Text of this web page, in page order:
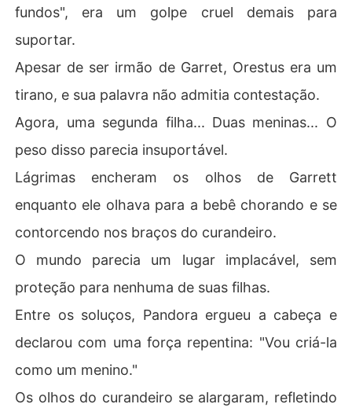
fundos", era um golpe cruel demais para
suportar.
Apesar de ser irmão de Garret, Orestus era um
tirano, e sua palavra não admitia contestação.
Agora, uma segunda filha... Duas meninas... O
peso disso parecia insuportável.
Lágrimas encheram os olhos de Garrett
enquanto ele olhava para a bebê chorando e se
contorcendo nos braços do curandeiro.
O mundo parecia um lugar implacável, sem
proteção para nenhuma de suas filhas.
Entre os soluços, Pandora ergueu a cabeça e
declarou com uma força repentina: "Vou criá-la
como um menino."
Os olhos do curandeiro se alargaram, refletindo